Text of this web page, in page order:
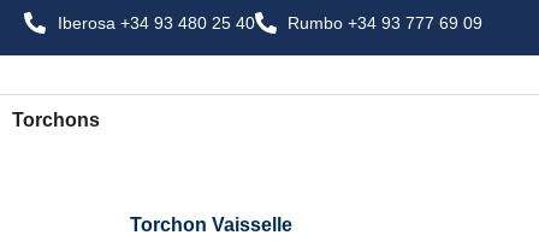
Iberosa +34 93 480 25 40 Rumbo +34 93 777 69 09
Torchons
Torchon Vaisselle